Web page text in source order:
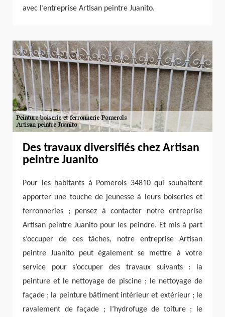
avec l’entreprise Artisan peintre Juanito.
Des travaux diversifiés chez Artisan
peintre Juanito
Pour les habitants à Pomerols 34810 qui souhaitent
apporter une touche de jeunesse à leurs boiseries et
ferronneries ; pensez à contacter notre entreprise
Artisan peintre Juanito pour les peindre. Et mis à part
s’occuper de ces tâches, notre entreprise Artisan
peintre Juanito peut également se mettre à votre
service pour s’occuper des travaux suivants : la
peinture et le nettoyage de piscine ; le nettoyage de
façade ; la peinture bâtiment intérieur et extérieur ; le
ravalement de façade ; l’hydrofuge de toiture ; le